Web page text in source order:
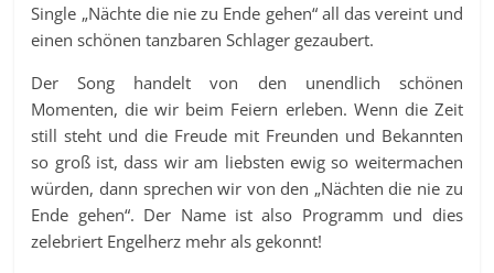
Single „Nächte die nie zu Ende gehen“ all das vereint und
einen schönen tanzbaren Schlager gezaubert.
Der Song handelt von den unendlich schönen
Momenten, die wir beim Feiern erleben. Wenn die Zeit
still steht und die Freude mit Freunden und Bekannten
so groß ist, dass wir am liebsten ewig so weitermachen
würden, dann sprechen wir von den „Nächten die nie zu
Ende gehen“. Der Name ist also Programm und dies
zelebriert Engelherz mehr als gekonnt!